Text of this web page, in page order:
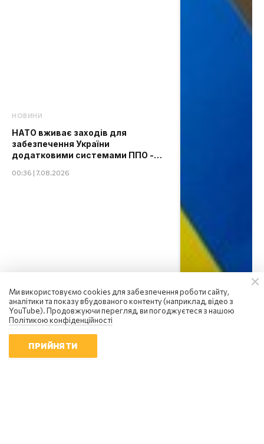
НОВИНИ
НАТО вживає заходів для
забезпечення України
додатковими системами ППО -
00:36 | 7.08.2026
Ми використовуємо cookies для забезпечення роботи сайту,
аналітики та показу вбудованого контенту (наприклад, відео з
YouTube). Продовжуючи перегляд, ви погоджуєтеся з нашою
Політикою конфіденційності
ПРИЙНЯТИ